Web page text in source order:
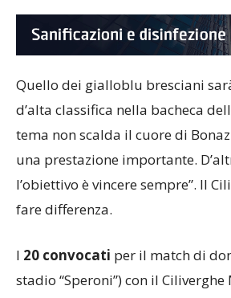
Quello dei gialloblu bresciani
d’alta classifica nella bacheca
tema non scalda il cuore di
una prestazione importante.
l’obiettivo è vincere sempre”. Il
fare differenza.
I 20 convocati per il match di
stadio “Speroni”) con il Ciliverghe